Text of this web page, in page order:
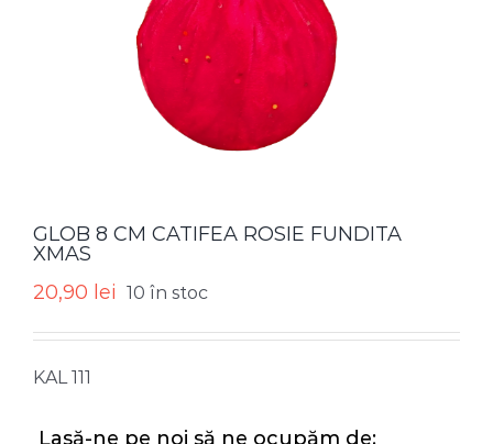
GLOB 8 CM CATIFEA ROSIE FUNDITA
XMAS
20,90 lei 10 în stoc
KAL 111
Lasă-ne pe noi să ne ocupăm de: